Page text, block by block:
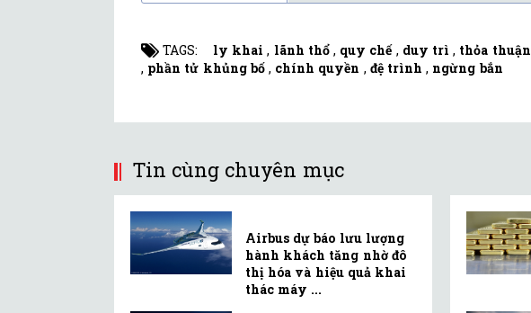
TAGS: ly khai , lãnh thổ, quy chế, duy trì , thỏa thuận
, phần tử khủng bố, chính quyền , đệ trình , ngừng bắn
Tin cùng chuyên mục
Airbus dự báo lưu lượng
hành khách tăng nhờ đô
thị hóa và hiệu quả khai
thác máy ...